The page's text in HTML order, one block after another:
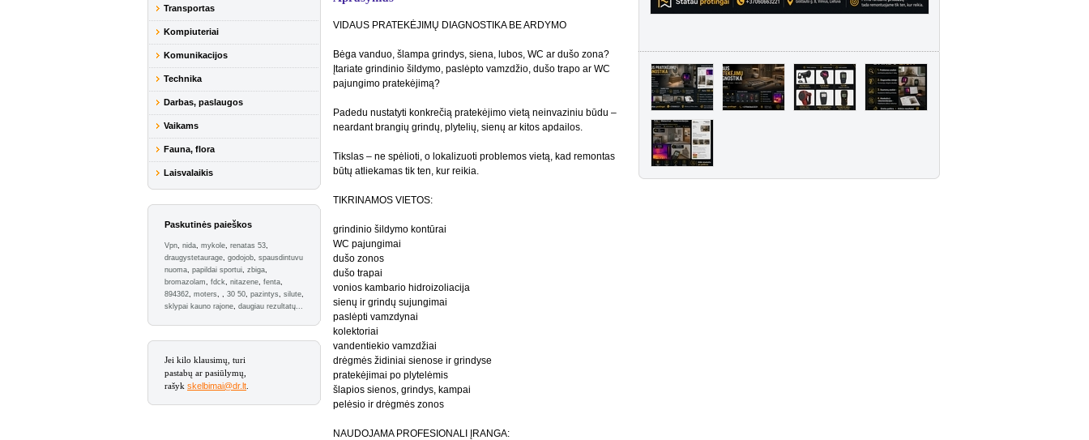
Transportas
Kompiuteriai
Komunikacijos
Technika
Darbas, paslaugos
Vaikams
Fauna, flora
Laisvalaikis
Paskutinės paieškos
Vpn, nida, mykole, renatas 53,
draugystetaurage, godojob, spausdintuvu
nuoma, papildai sportui, zbiga,
bromazolam, fdck, nitazene, fenta,
894362, moters, , 30 50, pazintys, silute,
sklypai kauno rajone, daugiau rezultatų...
Jei kilo klausimų, turi
pastabų ar pasiūlymų,
rašyk skelbimai@dr.lt
VIDAUS PRATEKĖJIMŲ DIAGNOSTIKA BE ARDYMO
Bėga vanduo, šlampa grindys, siena, lubos, WC ar dušo zona?
Įtariate grindinio šildymo, paslėpto vamzdžio, dušo trapo ar WC
pajungimo pratekėjimą?
Padedu nustatyti konkrečią pratekėjimo vietą neinvaziniu būdu –
neardant brangių grindų, plytelių, sienų ar kitos apdailos.
Tikslas – ne spėlioti, o lokalizuoti problemos vietą, kad remontas
būtų atliekamas tik ten, kur reikia.
TIKRINAMOS VIETOS:
grindinio šildymo kontūrai
WC pajungimai
dušo zonos
dušo trapai
vonios kambario hidroizoliacija
sienų ir grindų sujungimai
paslėpti vamzdynai
kolektoriai
vandentiekio vamzdžiai
drėgmės židiniai sienose ir grindyse
pratekėjimai po plytelėmis
šlapios sienos, grindys, kampai
pelėsio ir drėgmės zonos
NAUDOJAMA PROFESIONALI ĮRANGA: